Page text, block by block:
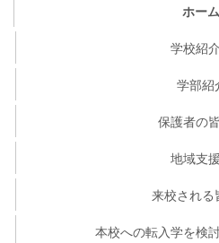
ホーム
学校紹介
学部紹
保護者の
地域支援
来校される
本校への転入学を検